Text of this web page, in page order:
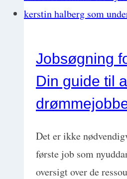
Jobsøgning
Din guide til
Det er ikke
første job som
oversigt over de